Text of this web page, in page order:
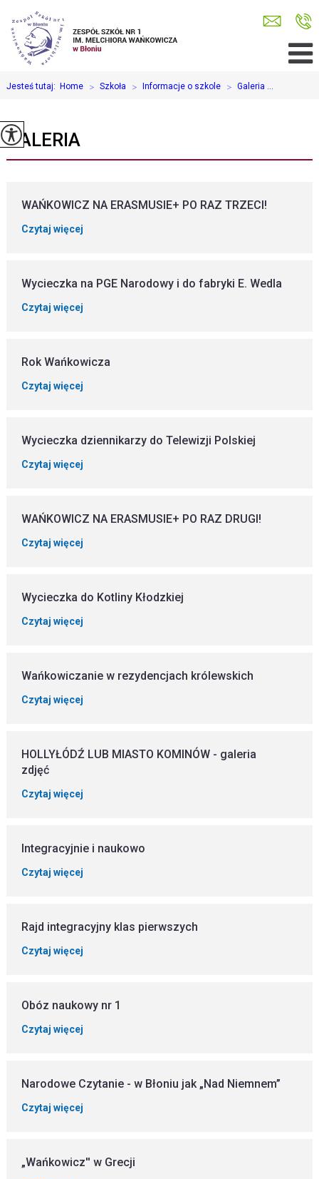
Jesteś tutaj: Home > Szkoła > Informacje o szkole > Galeria ...
GALERIA
WAŃKOWICZ NA ERASMUSIE+ PO RAZ TRZECI!
Czytaj więcej
Wycieczka na PGE Narodowy i do fabryki E. Wedla
Czytaj więcej
Rok Wańkowicza
Czytaj więcej
Wycieczka dziennikarzy do Telewizji Polskiej
Czytaj więcej
WAŃKOWICZ NA ERASMUSIE+ PO RAZ DRUGI!
Czytaj więcej
Wycieczka do Kotliny Kłodzkiej
Czytaj więcej
Wańkowiczanie w rezydencjach królewskich
Czytaj więcej
HOLLYŁÓDŹ LUB MIASTO KOMINÓW - galeria
zdjęć
Czytaj więcej
Integracyjnie i naukowo
Czytaj więcej
Rajd integracyjny klas pierwszych
Czytaj więcej
Obóz naukowy nr 1
Czytaj więcej
Narodowe Czytanie - w Błoniu jak „Nad Niemnem”
Czytaj więcej
„Wańkowicz'' w Grecji